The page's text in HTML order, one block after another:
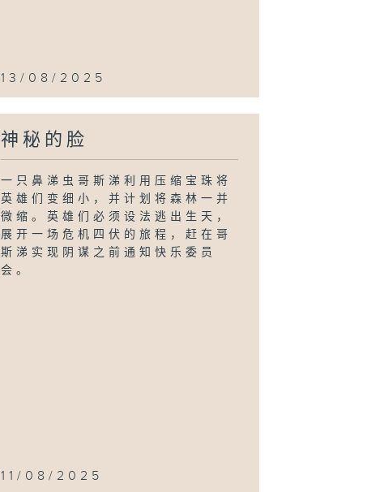
13/08/2025
神秘的脸
一只鼻涕虫哥斯涕利用压缩宝珠将
英雄们变细小，并计划将森林一并
微缩。英雄们必须设法逃出生天，
展开一场危机四伏的旅程，赶在哥
斯涕实现阴谋之前通知快乐委员
会。
11/08/2025